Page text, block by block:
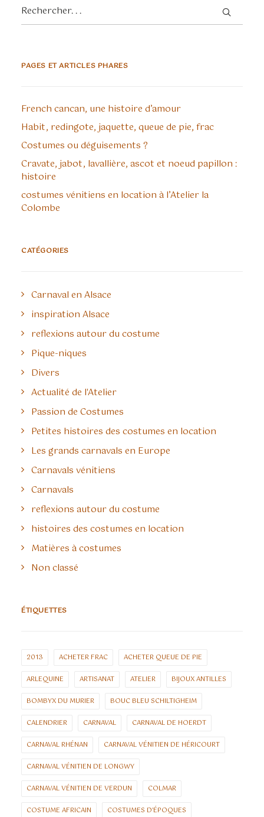
PAGES ET ARTICLES PHARES
French cancan, une histoire d’amour
Habit, redingote, jaquette, queue de pie, frac
Costumes ou déguisements ?
Cravate, jabot, lavallière, ascot et noeud papillon :
histoire
costumes vénitiens en location à l’Atelier la
Colombe
CATÉGORIES
Carnaval en Alsace
inspiration Alsace
reflexions autour du costume
Pique-niques
Divers
Actualité de l'Atelier
Passion de Costumes
Petites histoires des costumes en location
Les grands carnavals en Europe
Carnavals vénitiens
Carnavals
reflexions autour du costume
histoires des costumes en location
Matières à costumes
Non classé
ÉTIQUETTES
2013 ACHETER FRAC ACHETER QUEUE DE PIE
ARLEQUINE ARTISANAT ATELIER BIJOUX ANTILLES
BOMBYX DU MURIER BOUC BLEU SCHILTIGHEIM
CALENDRIER CARNAVAL CARNAVAL DE HOERDT
CARNAVAL RHÉNAN CARNAVAL VÉNITIEN DE HÉRICOURT
CARNAVAL VÉNITIEN DE LONGWY
CARNAVAL VÉNITIEN DE VERDUN COLMAR
COSTUME AFRICAIN COSTUMES D'ÉPOQUES